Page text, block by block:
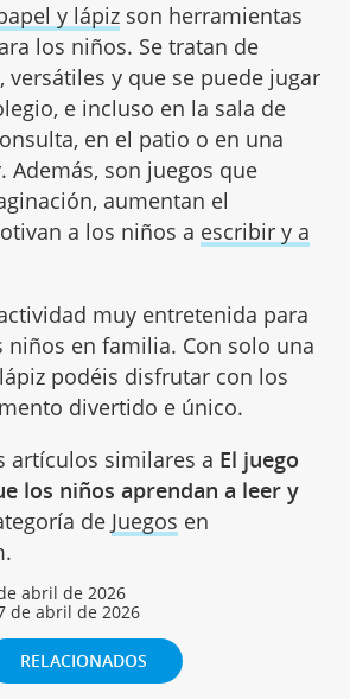
y lápizson herramientas
los niños. Se tratan de
versátiles y que se puede jugar
e incluso en la sala de
en el patio o en una
son juegos que
aumentan el
a los niños a escribir y a
muy entretenida para
en familia. Con solo una
podéis disfrutar con los
divertido e único.
artículos similares a El juego
los niños aprendan a leer y
de Juegos en
abril de 2026
de abril de 2026
RELACIONADOS